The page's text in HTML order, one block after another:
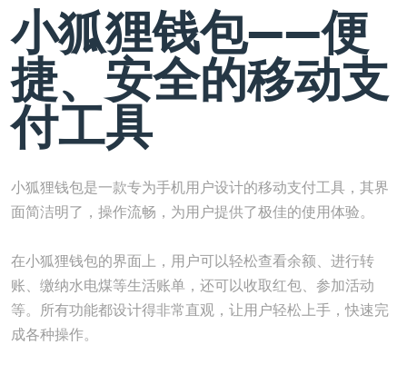
小狐狸钱包——便
捷、安全的移动支
付工具
小狐狸钱包是一款专为手机用户设计的移动支付工具，其界
面简洁明了，操作流畅，为用户提供了极佳的使用体验。
在小狐狸钱包的界面上，用户可以轻松查看余额、进行转
账、缴纳水电煤等生活账单，还可以收取红包、参加活动
等。所有功能都设计得非常直观，让用户轻松上手，快速完
成各种操作。